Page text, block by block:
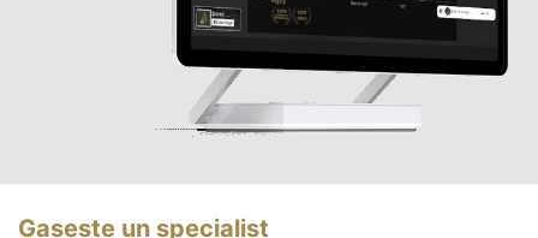
Gasește un specialist